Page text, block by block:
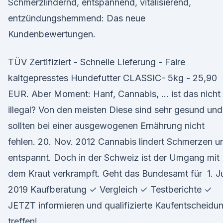
Schmerzlindernd, entspannend, vitalisierend,
entzündungshemmend: Das neue
Kundenbewertungen.
TÜV Zertifiziert - Schnelle Lieferung - Faire
kaltgepresstes Hundefutter CLASSIC- 5kg - 25,90
EUR. Aber Moment: Hanf, Cannabis, … ist das nicht
illegal? Von den meisten Diese sind sehr gesund und
sollten bei einer ausgewogenen Ernährung nicht
fehlen. 20. Nov. 2012 Cannabis lindert Schmerzen
entspannt. Doch in der Schweiz ist der Umgang mit
dem Kraut verkrampft. Geht das Bundesamt für 1.
2019 Kaufberatung ✓ Vergleich ✓ Testberichte ✓
JETZT informieren und qualifizierte